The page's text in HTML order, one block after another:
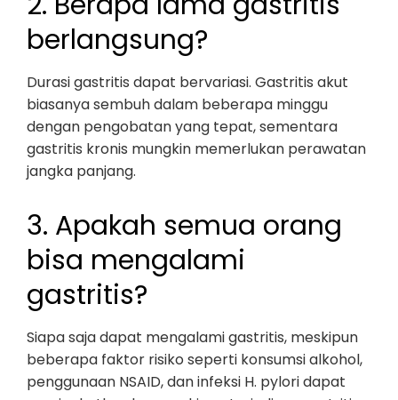
berlangsung?
Durasi gastritis dapat bervariasi. Gastritis akut
biasanya sembuh dalam beberapa minggu
dengan pengobatan yang tepat, sementara
gastritis kronis mungkin memerlukan perawatan
jangka panjang.
3. Apakah semua orang
bisa mengalami
gastritis?
Siapa saja dapat mengalami gastritis, meskipun
beberapa faktor risiko seperti konsumsi alkohol,
penggunaan NSAID, dan infeksi H. pylori dapat